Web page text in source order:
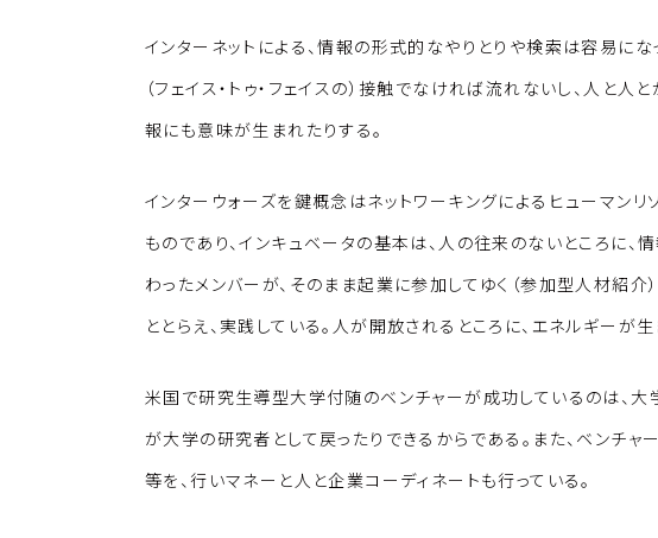
インターネットによる、情報の形式的なやりとりや検索は容易に
（フェイス・トゥ・フェイスの）接触でなければ流れないし、人と
報にも意味が生まれたりする。
インターウォーズを鍵概念はネットワーキングによるヒューマン
ものであり、インキュベータの基本は、人の往来のないところに、
わったメンバーが、そのまま起業に参加してゆく（参加型人材紹介
ととらえ、実践している。人が開放されるところに、エネルギーが
米国で研究生導型大学付随のベンチャーが成功しているのは、大
が大学の研究者として戻ったりできるからである。また、ベンチャ
等を、行いマネーと人と企業コーディネートも行っている。